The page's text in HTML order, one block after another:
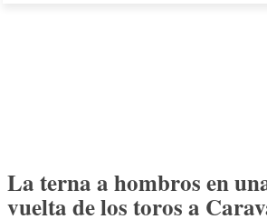
La terna a hombros en
vuelta de los toros a